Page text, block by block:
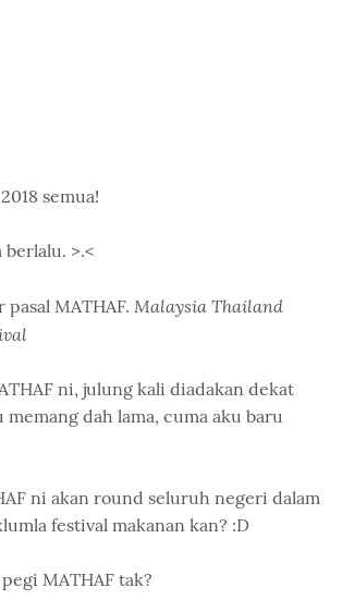
semua!
berlalu. >.<
MATHAF. Malaysia Thailand
ni, julung kali diadakan dekat
memang dah lama, cuma aku baru
ni akan round seluruh negeri dalam
festival makanan kan? :D
MATHAF tak?